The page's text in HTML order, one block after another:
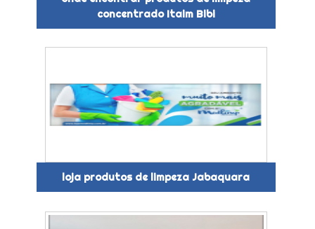
concentrado Itaim Bibi
loja produtos de limpeza Jabaquara